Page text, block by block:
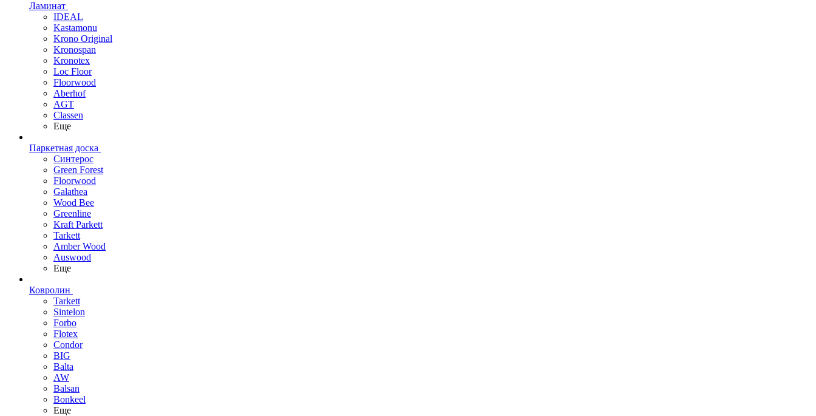
Ламинат
IDEAL
Kastamonu
Krono Original
Kronospan
Kronotex
Loc Floor
Floorwood
Aberhof
AGT
Classen
Еще
Паркетная доска
Синтерос
Green Forest
Floorwood
Galathea
Wood Bee
Greenline
Kraft Parkett
Tarkett
Amber Wood
Auswood
Еще
Ковролин
Tarkett
Sintelon
Forbo
Flotex
Condor
BIG
Balta
AW
Balsan
Bonkeel
Еще